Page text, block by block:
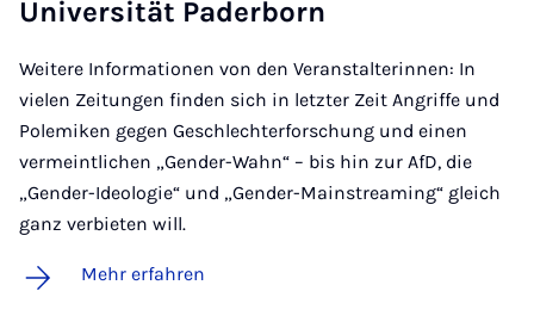
Uni­ver­si­tät Pa­der­born
Weitere Informationen von den Veranstalterinnen: In
vielen Zeitungen finden sich in letzter Zeit Angriffe und
Polemiken gegen Geschlechterforschung und einen
vermeintlichen „Gender-Wahn“ – bis hin zur AfD, die
„Gender-Ideologie“ und „Gender-Mainstreaming“ gleich
ganz verbieten will.
Mehr erfahren